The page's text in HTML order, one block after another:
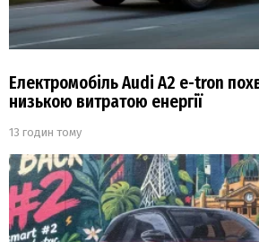
Електромобіль Audi A2 e-tron
низькою витратою енергії
13 годин тому